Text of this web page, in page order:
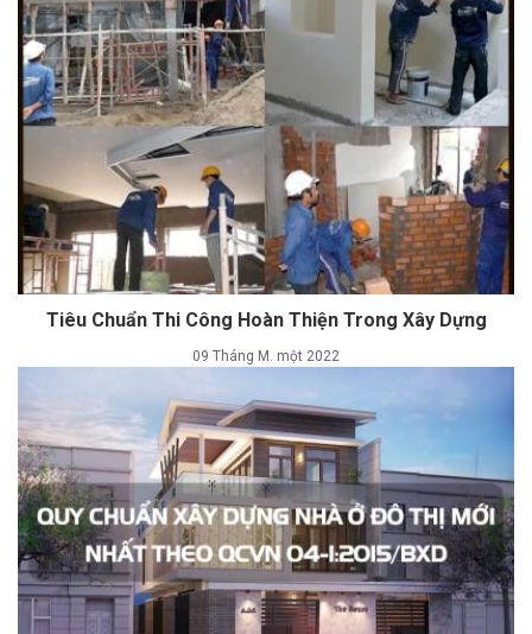
Tiêu Chuẩn Thi Công Hoàn Thiện Trong Xây Dựng
09 Tháng M. một 2022